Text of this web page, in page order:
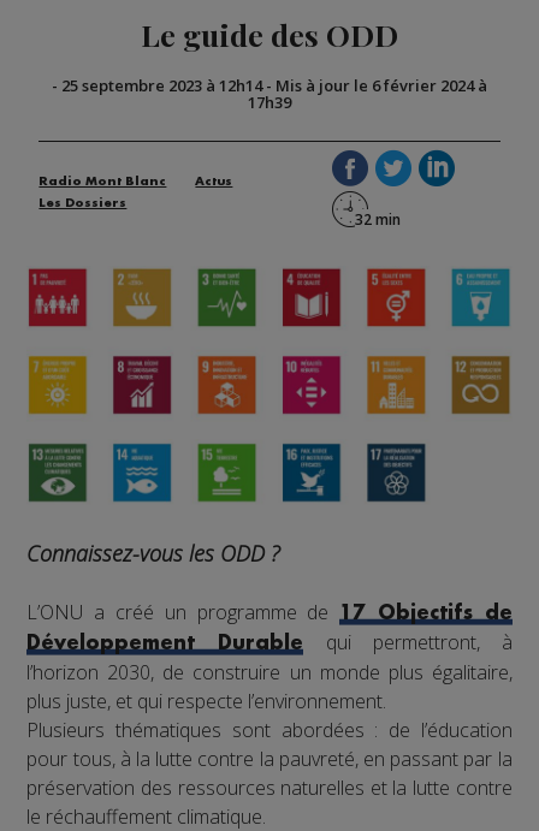
Le guide des ODD
- 25 septembre 2023 à 12h14- Mis à jour le 6 février 2024 à
17h39
Radio Mont Blanc
Actus
Les Dossiers
Connaissez-vous les ODD ?
L’ONU a créé un programme de17 Objectifs de
Développement Durable
qui permettront, à
l’horizon 2030, de construire un monde plus égalitaire,
plus juste, et qui respecte l’environnement.
Plusieurs thématiques sont abordées : de l’éducation
pour tous, à la lutte contre la pauvreté, en passant par la
préservation des ressources naturelles et la lutte contre
le réchauffement climatique.